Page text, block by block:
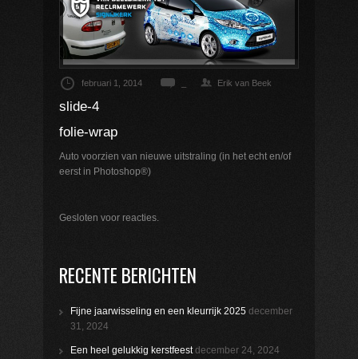
februari 1, 2014 Erik van Beek
slide-4
folie-wrap
Auto voorzien van nieuwe uitstraling (in het echt en/of
eerst in Photoshop®)
Gesloten voor reacties.
RECENTE BERICHTEN
Fijne jaarwisseling en een kleurrijk 2025 december
31, 2024
Een heel gelukkig kerstfeest december 24, 2024